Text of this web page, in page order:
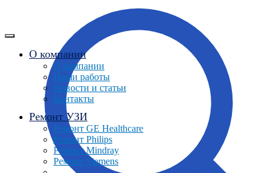
О компании
О компании
Наши работы
Новости и статьи
Контакты
Ремонт УЗИ
Ремонт GE Healthcare
Ремонт Philips
Ремонт Mindray
Ремонт Siemens